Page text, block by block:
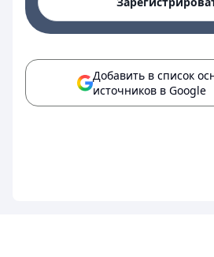
Добавить в список
источников в Google